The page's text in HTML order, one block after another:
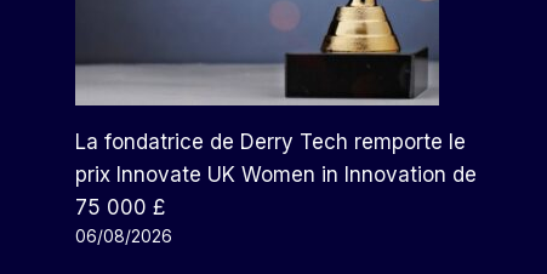
La fondatrice de Derry Tech remporte le
prix Innovate UK Women in Innovation de
75 000 £
06/08/2026